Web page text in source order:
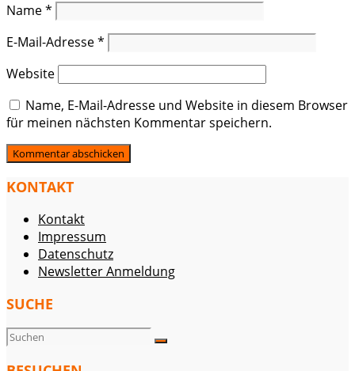
Name*
E-Mail-Adresse*
Website
Name, E-Mail-Adresse und Website in diesem Browser
für meinen nächsten Kommentar speichern.
KONTAKT
Kontakt
Impressum
Datenschutz
Newsletter Anmeldung
SUCHE